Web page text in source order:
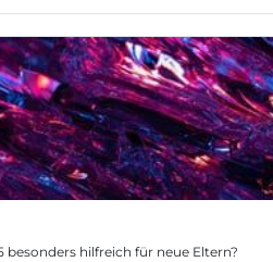
besonders hilfreich für neue Eltern?